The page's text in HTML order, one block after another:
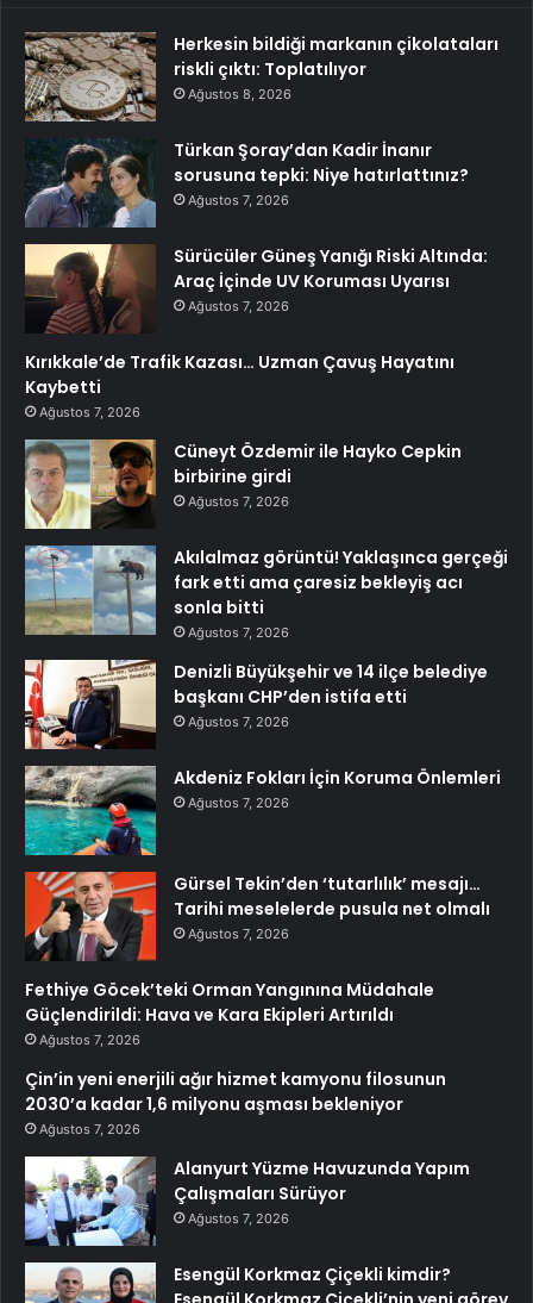
Herkesin bildiği markanın çikolataları
riskli çıktı: Toplatılıyor
Ağustos 8, 2026
Türkan Şoray’dan Kadir İnanır
sorusuna tepki: Niye hatırlattınız?
Ağustos 7, 2026
Sürücüler Güneş Yanığı Riski Altında:
Araç İçinde UV Koruması Uyarısı
Ağustos 7, 2026
Kırıkkale’de Trafik Kazası… Uzman Çavuş Hayatını
Kaybetti
Ağustos 7, 2026
Cüneyt Özdemir ile Hayko Cepkin
birbirine girdi
Ağustos 7, 2026
Akılalmaz görüntü! Yaklaşınca gerçeği
fark etti ama çaresiz bekleyiş acı
sonla bitti
Ağustos 7, 2026
Denizli Büyükşehir ve 14 ilçe belediye
başkanı CHP’den istifa etti
Ağustos 7, 2026
Akdeniz Fokları İçin Koruma Önlemleri
Ağustos 7, 2026
Gürsel Tekin’den ‘tutarlılık’ mesajı…
Tarihi meselelerde pusula net olmalı
Ağustos 7, 2026
Fethiye Göcek’teki Orman Yangınına Müdahale
Güçlendirildi: Hava ve Kara Ekipleri Artırıldı
Ağustos 7, 2026
Çin’in yeni enerjili ağır hizmet kamyonu filosunun
2030’a kadar 1,6 milyonu aşması bekleniyor
Ağustos 7, 2026
Alanyurt Yüzme Havuzunda Yapım
Çalışmaları Sürüyor
Ağustos 7, 2026
Esengül Korkmaz Çiçekli kimdir?